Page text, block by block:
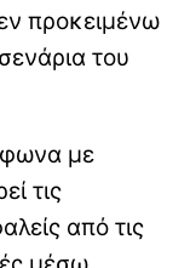
προκειμένω
του
με
τις
από τις